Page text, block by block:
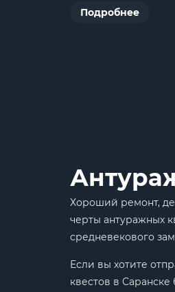
Подробнее
Хороший ремонт,
черты антуражных
средневекового
Если вы хотите
квестов в